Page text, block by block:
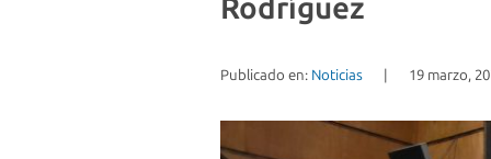
Rodríguez
Publicado en: Noticias 19 marzo,